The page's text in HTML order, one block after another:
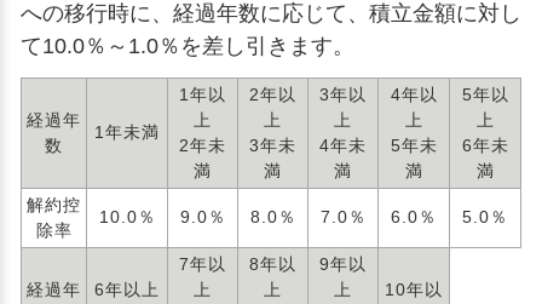
への移行時に、経過年数に応じて、積立金額に対し
て10.0％～1.0％を差し引きます。
経過年
数
1年未満
1年以
上
2年未
満
2年以
上
3年未
満
3年以
上
4年未
満
4年以
上
5年未
満
5年以
上
6年未
満
解約控
除率
10.0％ 9.0％ 8.0％ 7.0％ 6.0％ 5.0％
経過年
6年以上
7年以
上
8年以
上
9年以
上
10年以